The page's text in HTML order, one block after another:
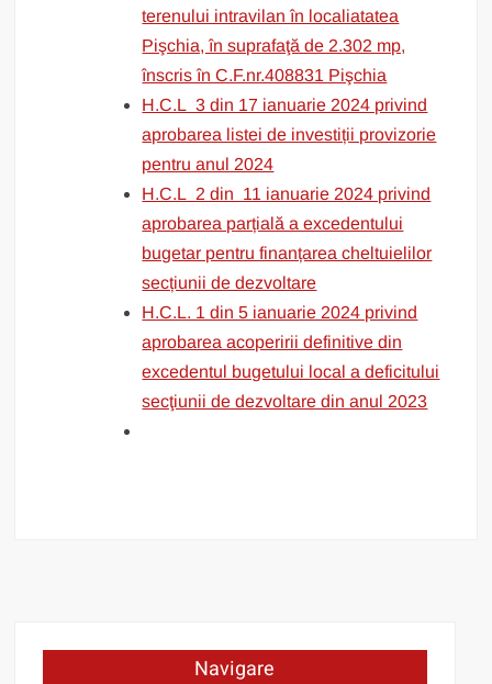
terenului intravilan în localiatatea
Pişchia, în suprafaţă de 2.302 mp,
înscris în C.F.nr.408831 Pişchia
H.C.L 3 din 17 ianuarie 2024 privind
aprobarea listei de investiții provizorie
pentru anul 2024
H.C.L 2 din 11 ianuarie 2024 privind
aprobarea parțială a excedentului
bugetar pentru finanțarea cheltuielilor
secțiunii de dezvoltare
H.C.L. 1 din 5 ianuarie 2024 privind
aprobarea acoperirii definitive din
excedentul bugetului local a deficitului
secţiunii de dezvoltare din anul 2023
Navigare